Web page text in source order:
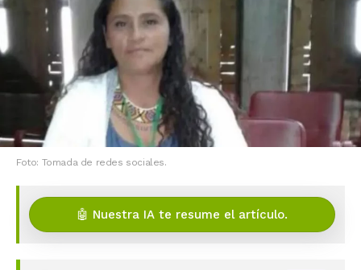
Foto: Tomada de redes sociales.
🤖 Nuestra IA te resume el artículo.